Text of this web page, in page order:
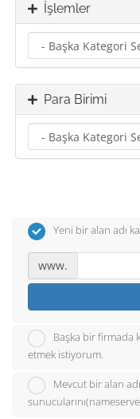
İşlemler
Para Birimi
Yeni bir alan adı
www.
Başka bir firmada
etmek istiyorum.
Mevcut bir alan